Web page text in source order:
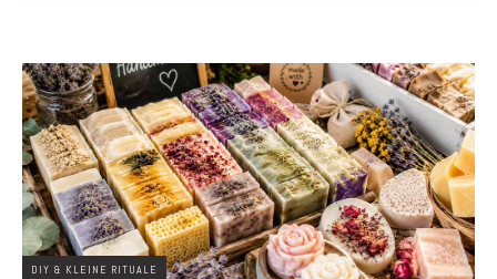
DIY & KLEINE RITUALE